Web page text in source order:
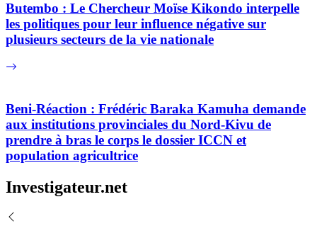
Butembo : Le Chercheur Moïse Kikondo interpelle
les politiques pour leur influence négative sur
plusieurs secteurs de la vie nationale
Beni-Réaction : Frédéric Baraka Kamuha demande
aux institutions provinciales du Nord-Kivu de
prendre à bras le corps le dossier ICCN et
population agricultrice
Investigateur.net